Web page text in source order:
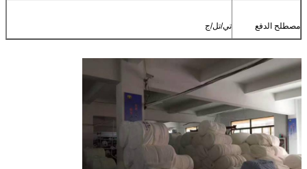
مصطلح الدفع تي/تل/ج